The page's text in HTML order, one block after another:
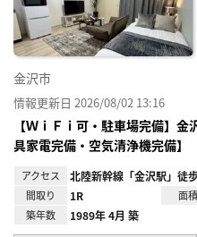
金沢市
情報更新日 2026/08/02 13:16
【ＷｉＦｉ可・駐車場完備】
具家電完備・空気清浄機完備】
アクセス 北陸新幹線「金沢駅」徒
間取り 1R 面積
築年数 1989年 4月 築